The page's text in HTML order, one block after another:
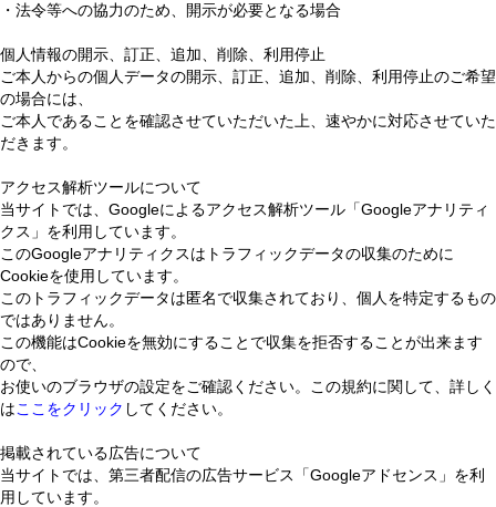
・法令等への協力のため、開示が必要となる場合
個人情報の開示、訂正、追加、削除、利用停止
ご本人からの個人データの開示、訂正、追加、削除、利用停止のご希望
の場合には、
ご本人であることを確認させていただいた上、速やかに対応させていた
だきます。
アクセス解析ツールについて
当サイトでは、Googleによるアクセス解析ツール「Googleアナリティ
クス」を利用しています。
このGoogleアナリティクスはトラフィックデータの収集のために
Cookieを使用しています。
このトラフィックデータは匿名で収集されており、個人を特定するもの
ではありません。
この機能はCookieを無効にすることで収集を拒否することが出来ます
ので、
お使いのブラウザの設定をご確認ください。この規約に関して、詳しく
はここをクリック してください。
掲載されている広告について
当サイトでは、第三者配信の広告サービス「Googleアドセンス」を利
用しています。